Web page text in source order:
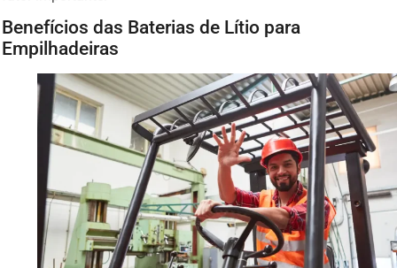
Benefícios das Baterias de Lítio para
Empilhadeiras